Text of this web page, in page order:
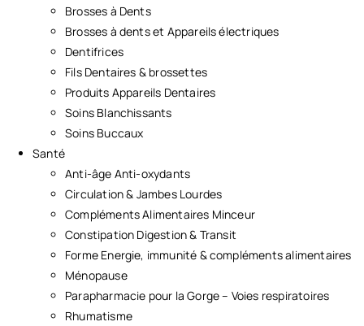
Brosses à Dents
Brosses à dents et Appareils électriques
Dentifrices
Fils Dentaires & brossettes
Produits Appareils Dentaires
Soins Blanchissants
Soins Buccaux
Santé
Anti-âge Anti-oxydants
Circulation & Jambes Lourdes
Compléments Alimentaires Minceur
Constipation Digestion & Transit
Forme Energie, immunité & compléments alimentaires
Ménopause
Parapharmacie pour la Gorge – Voies respiratoires
Rhumatisme